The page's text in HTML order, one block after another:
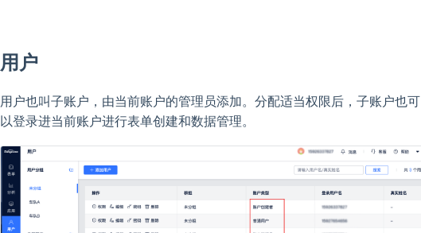
用户
用户也叫子账户，由当前账户的管理员添加。分配适当权限后，子账户也可
以登录进当前账户进行表单创建和数据管理。